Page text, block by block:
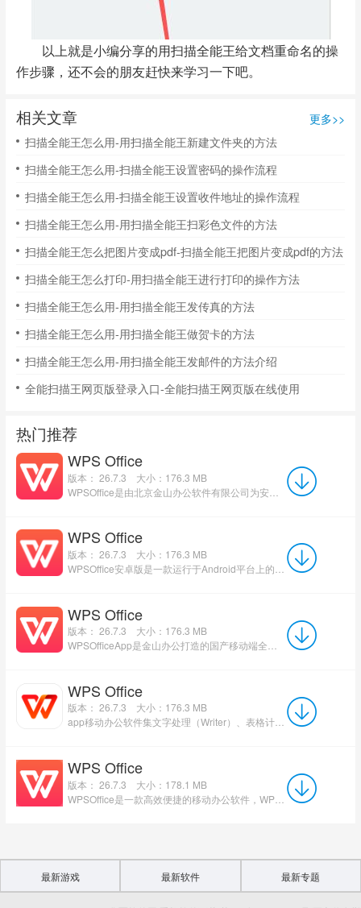
以上就是小编分享的用扫描全能王给文档重命名的操
作步骤，还不会的朋友赶快来学习一下吧。
相关文章
更多>>
扫描全能王怎么用-用扫描全能王新建文件夹的方法
扫描全能王怎么用-扫描全能王设置密码的操作流程
扫描全能王怎么用-扫描全能王设置收件地址的操作流程
扫描全能王怎么用-用扫描全能王扫彩色文件的方法
扫描全能王怎么把图片变成pdf-扫描全能王把图片变成pdf的方法
扫描全能王怎么打印-用扫描全能王进行打印的操作方法
扫描全能王怎么用-用扫描全能王发传真的方法
扫描全能王怎么用-用扫描全能王做贺卡的方法
扫描全能王怎么用-用扫描全能王发邮件的方法介绍
全能扫描王网页版登录入口-全能扫描王网页版在线使用
热门推荐
WPS Office
版本： 26.7.3
大小：176.3 MB
WPS Office
版本： 26.7.3
大小：176.3 MB
WPS Office
版本： 26.7.3
大小：176.3 MB
WPS Office
版本： 26.7.3
大小：176.3 MB
app移动办公软件集文字处理（Writer）、表格计算（Spreadsheet）、演示制作（Presentation）和PDF处理四大核心功能...
WPS Office
版本： 26.7.3
大小：178.1 MB
WPSOffice是一款高效便捷的移动办公软件，WPSOffice长久免费，体积小、速度快，拥有独特的手机阅读模式，字体清...
最新游戏 最新软件 最新专题